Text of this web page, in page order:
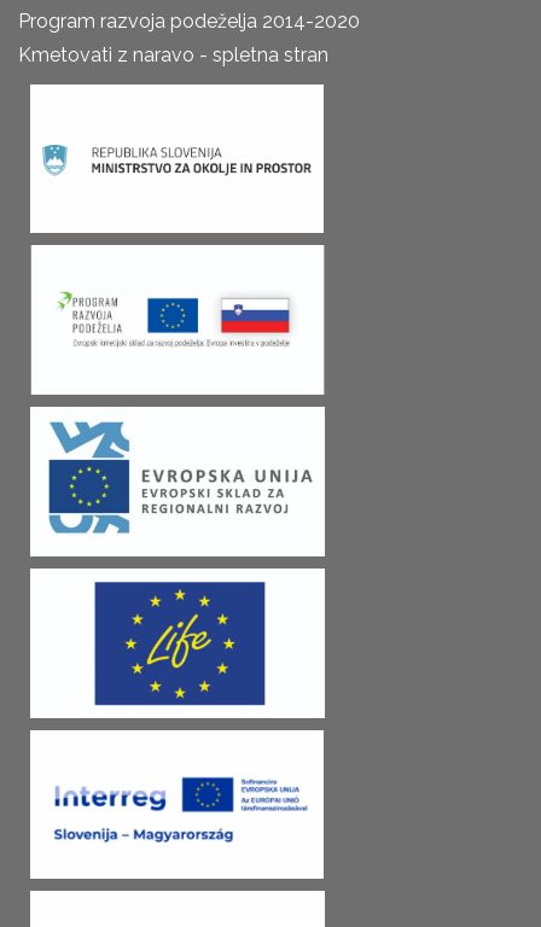
Program razvoja podeželja 2014-2020
Kmetovati z naravo - spletna stran